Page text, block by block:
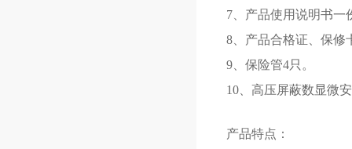
7、产品使用说明书一
8、产品合格证、保修
9、保险管4只。
10、高压屏蔽数显微
产品特点：